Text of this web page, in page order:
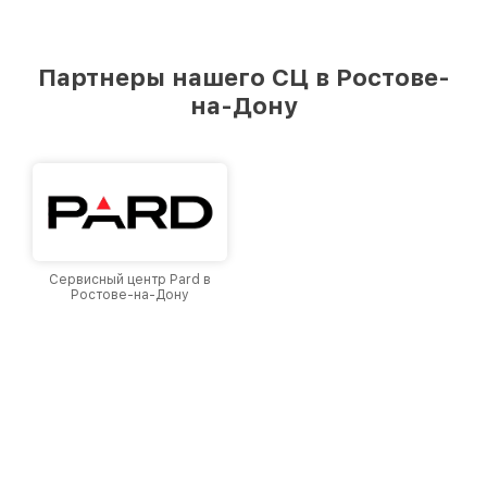
Партнеры нашего СЦ в Ростове-
на-Дону
Сервисный центр Pard в
Ростове-на-Дону